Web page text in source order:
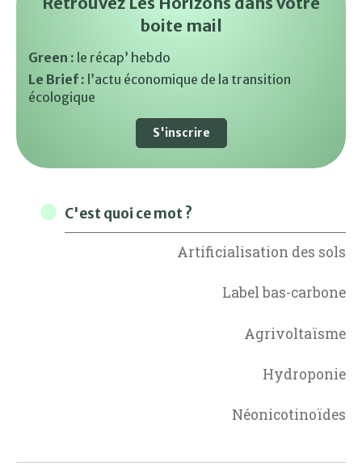
boite mail
Green : le récap’ hebdo
Le Brief : l’actu économique de la transition
écologique
S'inscrire
C'est quoi ce mot ?
Artificialisation des sols
Label bas-carbone
Agrivoltaïsme
Hydroponie
Néonicotinoïdes